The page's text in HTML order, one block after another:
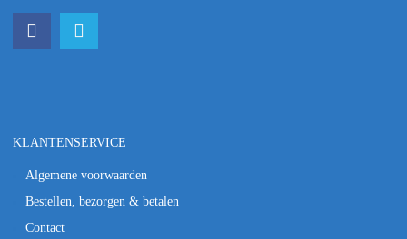
KLANTENSERVICE
Algemene voorwaarden
Bestellen, bezorgen & betalen
Contact